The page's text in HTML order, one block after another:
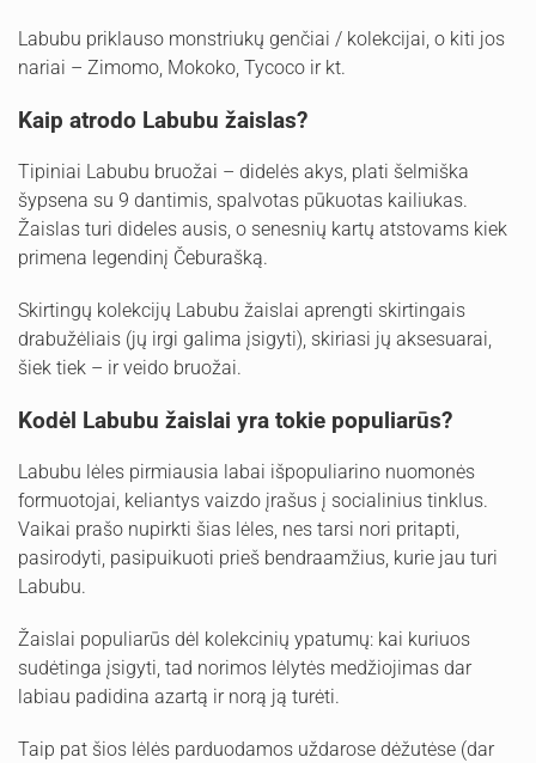
Labubu priklauso monstriukų genčiai / kolekcijai, o kiti jos
nariai – Zimomo, Mokoko, Tycoco ir kt.
Kaip atrodo Labubu žaislas?
Tipiniai Labubu bruožai – didelės akys, plati šelmiška
šypsena su 9 dantimis, spalvotas pūkuotas kailiukas.
Žaislas turi dideles ausis, o senesnių kartų atstovams kiek
primena legendinį Čeburašką.
Skirtingų kolekcijų Labubu žaislai aprengti skirtingais
drabužėliais (jų irgi galima įsigyti), skiriasi jų aksesuarai,
šiek tiek – ir veido bruožai.
Kodėl Labubu žaislai yra tokie populiarūs?
Labubu lėles pirmiausia labai išpopuliarino nuomonės
formuotojai, keliantys vaizdo įrašus į socialinius tinklus.
Vaikai prašo nupirkti šias lėles, nes tarsi nori pritapti,
pasirodyti, pasipuikuoti prieš bendraamžius, kurie jau turi
Labubu.
Žaislai populiarūs dėl kolekcinių ypatumų: kai kuriuos
sudėtinga įsigyti, tad norimos lėlytės medžiojimas dar
labiau padidina azartą ir norą ją turėti.
Taip pat šios lėlės parduodamos uždarose dėžutėse (dar